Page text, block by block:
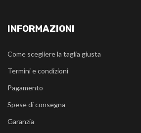
INFORMAZIONI
Come scegliere la taglia giusta
Termini e condizioni
Pagamento
Spese di consegna
Garanzia